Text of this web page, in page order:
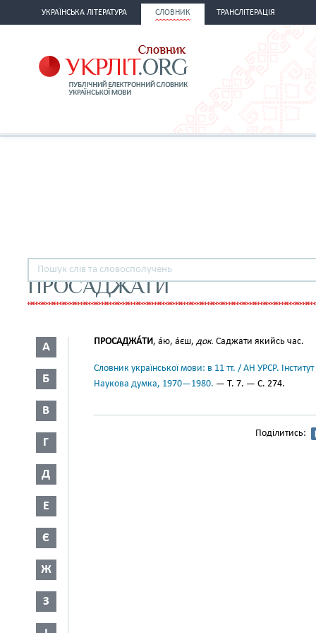
УКРАЇНСЬКА ЛІТЕРАТУРА СЛОВНИК ТРАНСЛІТЕРАЦІЯ
ПРОСАДЖАТИ
А
Б
В
Г
Д
Е
Є
Ж
З
ПРОСАДЖА́ТИ, а́ю, а́єш, док. Саджати якийсь час.
Словник української мови: в 11 тт. / АН УРСР.
Наукова думка, 1970—1980. — Т. 7. — С. 274.
Поділитись: